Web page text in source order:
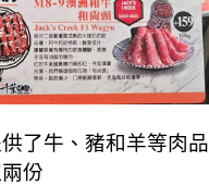
了牛、豬和羊等肉品
份